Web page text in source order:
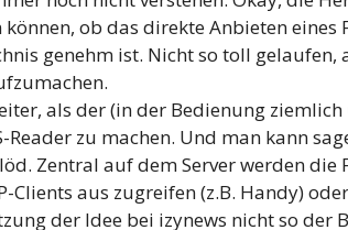
ob das direkte Anbieten eines
genehm ist. Nicht so toll gelaufen,
als der (in der Bedienung
Reader zu machen. Und man kann
Zentral auf dem Server werden die
Clients aus zugreifen (z.B. Handy)
der Idee bei izynews nicht so der